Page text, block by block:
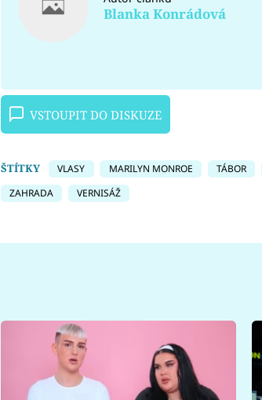
Blanka Konrádová
VSTOUPIT DO DISKUZE
ŠTÍTKY VLASY MARILYN MONROE TÁBOR
ZAHRADA
VERNISÁŽ